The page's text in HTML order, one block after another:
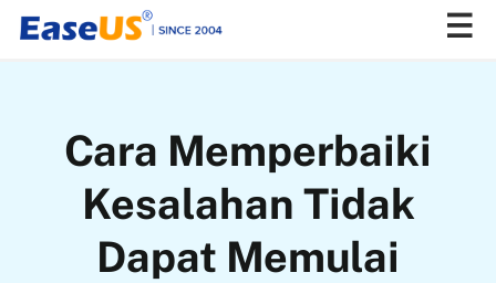
Cara Memperbaiki
Kesalahan Tidak
Dapat Memulai